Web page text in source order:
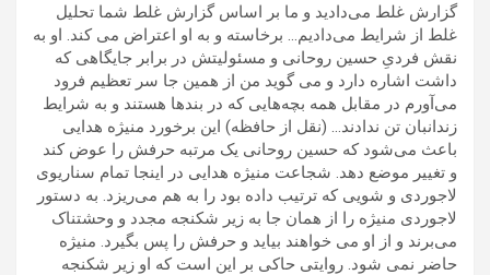
گزارش غلط می‌دادید و ما بر اساس گزارش غلط شما تحلیل
غلط از شرایط می‌دادیم… برخاسته و به او اعتراض می کند. او به
نقش فردیِ حسین روحانی و مسئولیتش در برابر جایگاهی که
داشت اشاره دارد و می گوید من از همین جا سر تعظیم فرود
می‌آورم در مقابل همه بچه‌هایی که در بندها هستند و به شرایط
زندانبان تن ندادند… (نقل از حافظه) این برخورد منیژه هدایی
باعث می‌شود که حسین روحانی یک مرتبه حرفش را عوض کند
و تغییر موضع دهد. شجاعت منیژه هدایی در اینجا تمام سناریوی
لاجوردی و شویی که ترتیب داده بود را به هم می‌ریزد. به دستور
لاجوردی منیژه را از همان جا به زیر شکنجه مجدد و وحشتناک
می‌برند و از او می خواهند بیاید و حرفش را پس بگیرد. منیژه
حاضر نمی شود. روایتی حاکی بر این است که او زیر شکنجه